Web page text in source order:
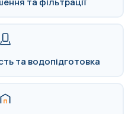
та водопідготовка